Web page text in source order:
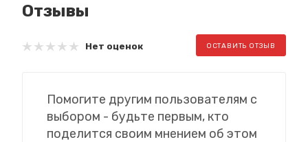
Отзывы
Нет оценок ОСТАВИТЬ ОТЗЫВ
Помогите другим пользователям с
выбором - будьте первым, кто
поделится своим мнением об этом